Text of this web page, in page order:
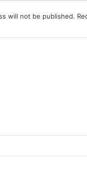
will not be published.